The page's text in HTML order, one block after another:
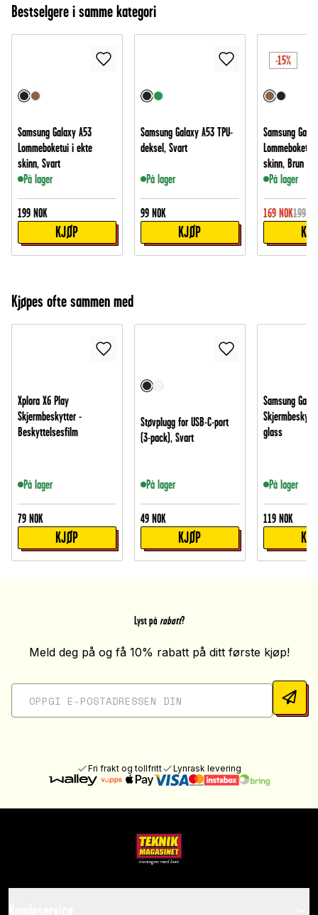
Bestselgere i samme kategori
Samsung Galaxy A53
Lommeboketui i ekte
skinn, Svart
På lager
199 NOK
KJØP
Samsung Galaxy A53 TPU-
deksel, Svart
På lager
99 NOK
KJØP
-15%
Samsung
skinn, Brun
På lager
169 NOK199
Kjøpes ofte sammen med
Xplora X6 Play
Skjermbeskytter -
Beskyttelsesfilm
På lager
79 NOK
KJØP
Støvplugg for USB-C-port
(3-pack), Svart
På lager
49 NOK
KJØP
Samsung
glass
På lager
119 NOK
Lyst på rabatt?
Meld deg på og få 10% rabatt på ditt første kjøp!
Fri frakt og tollfritt Lynrask levering